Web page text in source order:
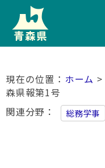
ホーム >
森県報第1号
関連分野
総務学事